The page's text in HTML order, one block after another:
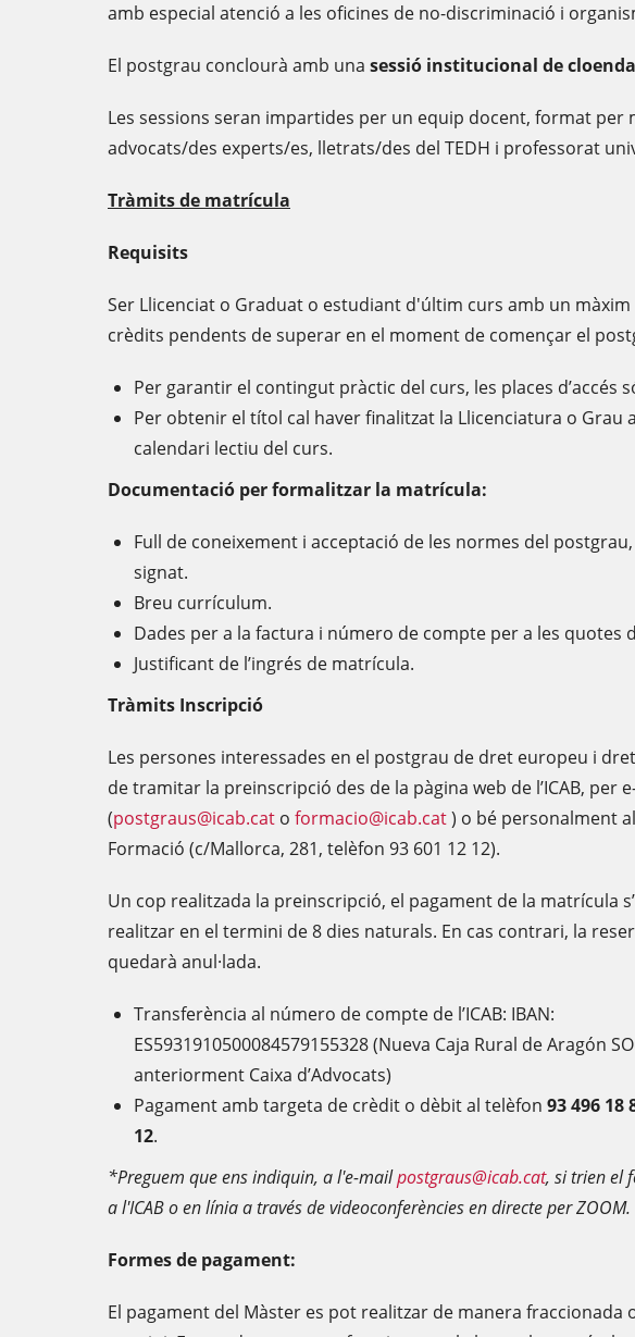
amb especial atenció a les oficines de no-discriminació i
El postgrau conclourà amb una sessió institucional de cloenda
Les sessions seran impartides per un equip docent, format per
advocats/des experts/es, lletrats/des del TEDH i professorat
Tràmits de matrícula
Requisits
Ser Llicenciat o Graduat o estudiant d'últim curs amb un màxim
crèdits pendents de superar en el moment de començar el
Per garantir el contingut pràctic del curs, les places d’accés
Per obtenir el títol cal haver finalitzat la Llicenciatura o Grau
calendari lectiu del curs.
Documentació per formalitzar la matrícula:
Full de coneixement i acceptació de les normes del
signat.
Breu currículum.
Dades per a la factura i número de compte per a les quotes
Justificant de l’ingrés de matrícula.
Tràmits Inscripció
Les persones interessades en el postgrau de dret europeu i
de tramitar la preinscripció des de la pàgina web de l’ICAB, per
(postgraus@icab.cat o formacio@icab.cat) o bé personalment
Formació (c/Mallorca, 281, telèfon 93 601 12 12).
Un cop realitzada la preinscripció, el pagament de la matrícula
realitzar en el termini de 8 dies naturals. En cas contrari, la
quedarà anul·lada.
Transferència al número de compte de l’ICAB: IBAN:
ES5931910500084579155328 (Nueva Caja Rural de Aragón
anteriorment Caixa d’Advocats)
Pagament amb targeta de crèdit o dèbit al telèfon 93 496 18
12.
*Preguem que ens indiquin, a l'e-mailpostgraus@icab.cat, si trien el
a l'ICAB o en línia a través de videoconferències en directe per ZOOM.
Formes de pagament:
El pagament del Màster es pot realitzar de manera fraccionada